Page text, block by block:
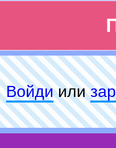
Войдиили